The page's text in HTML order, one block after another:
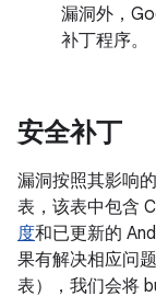
漏洞外，
补丁程序。
安全补丁
漏洞按照其影响
表，该表中包含
度和已更新的
果有解决相应问
表），我们会将